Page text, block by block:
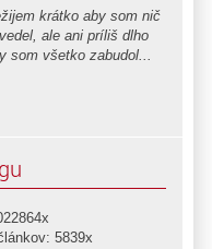
krátko aby som nič
ale ani príliš dlho
som všetko zabudol...
5839x